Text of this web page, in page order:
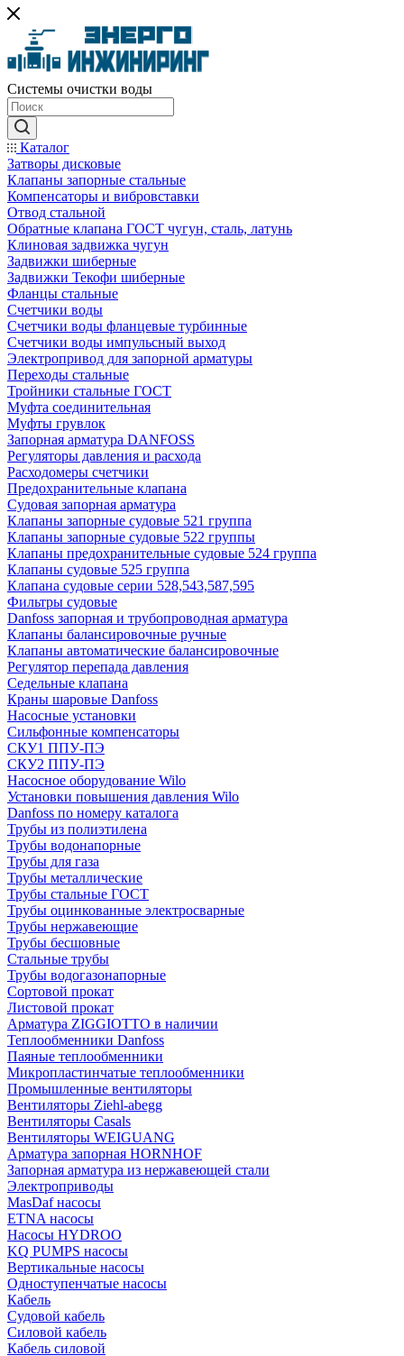
Системы очистки воды
Каталог
Затворы дисковые
Клапаны запорные стальные
Компенсаторы и вибровставки
Отвод стальной
Обратные клапана ГОСТ чугун, сталь, латунь
Клиновая задвижка чугун
Задвижки шиберные
Задвижки Текофи шиберные
Фланцы стальные
Счетчики воды
Счетчики воды фланцевые турбинные
Счетчики воды импульсный выход
Электропривод для запорной арматуры
Переходы стальные
Тройники стальные ГОСТ
Муфта соединительная
Муфты грувлок
Запорная арматура DANFOSS
Регуляторы давления и расхода
Расходомеры счетчики
Предохранительные клапана
Судовая запорная арматура
Клапаны запорные судовые 521 группа
Клапаны запорные судовые 522 группы
Клапаны предохранительные судовые 524 группа
Клапаны судовые 525 группа
Клапана судовые серии 528,543,587,595
Фильтры судовые
Danfoss запорная и трубопроводная арматура
Клапаны балансировочные ручные
Клапаны автоматические балансировочные
Регулятор перепада давления
Седельные клапана
Краны шаровые Danfoss
Насосные установки
Сильфонные компенсаторы
СКУ1 ППУ-ПЭ
СКУ2 ППУ-ПЭ
Насосное оборудование Wilo
Установки повышения давления Wilo
Danfoss по номеру каталога
Трубы из полиэтилена
Трубы водонапорные
Трубы для газа
Трубы металлические
Трубы стальные ГОСТ
Трубы оцинкованные электросварные
Трубы нержавеющие
Трубы бесшовные
Стальные трубы
Трубы водогазонапорные
Сортовой прокат
Листовой прокат
Арматура ZIGGIOTTO в наличии
Теплообменники Danfoss
Паяные теплообменники
Микропластинчатые теплообменники
Промышленные вентиляторы
Вентиляторы Ziehl-abegg
Вентиляторы Casals
Вентиляторы WEIGUANG
Арматура запорная HORNHOF
Запорная арматура из нержавеющей стали
Электроприводы
MasDaf насосы
ETNA насосы
Насосы HYDROO
KQ PUMPS насосы
Вертикальные насосы
Одноступенчатые насосы
Кабель
Судовой кабель
Силовой кабель
Кабель силовой